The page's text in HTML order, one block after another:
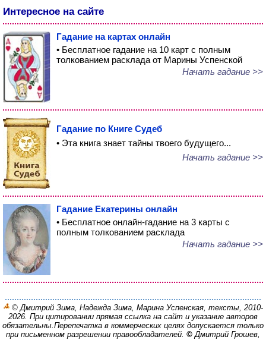
Интересное на сайте
Гадание на картах онлайн
• Бесплатное гадание на 10 карт с полным
толкованием расклада от Марины Успенской
Начать гадание >>
Гадание по Книге Судеб
• Эта книга знает тайны твоего будущего...
Начать гадание >>
Гадание Екатерины онлайн
• Бесплатное онлайн-гадание на 3 карты с
полным толкованием расклада
Начать гадание >>
© Дмитрий Зима, Надежда Зима, Марина Успенская, тексты, 2010-
2026. При цитировании прямая ссылка на сайт и указание авторов
обязательны.Перепечатка в коммерческих целях допускается только
при письменном разрешении правообладателей. © Дмитрий Грошев,